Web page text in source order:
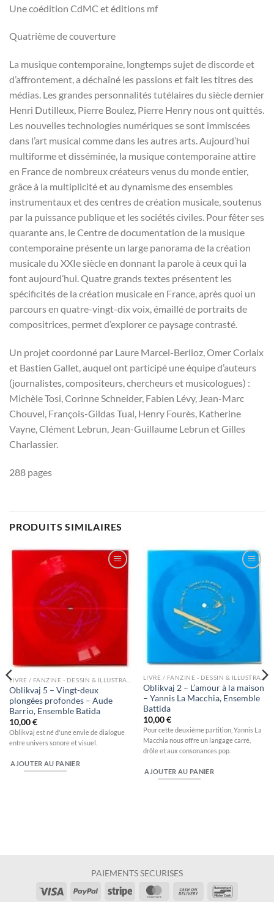
Une coédition CdMC et éditions mf
Quatrième de couverture
La musique contemporaine, longtemps sujet de discorde et
d’affrontement, a déchaîné les passions et fait les titres des
médias. Les grandes personnalités tutélaires du siècle dernier
Henri Dutilleux, Pierre Boulez, Pierre Henry nous ont quittés.
Les nouvelles technologies numériques se sont immiscées
dans l’art musical comme dans les autres arts. Aujourd’hui
multiforme et disséminée, la musique contemporaine attire
en France de nombreux créateurs venus du monde entier,
grâce à la multiplicité et au dynamisme des ensembles
instrumentaux et des centres de création musicale, soutenus
par la puissance publique et les sociétés civiles. Pour fêter ses
quarante ans, le Centre de documentation de la musique
contemporaine présente un large panorama de la création
musicale du XXIe siècle en donnant la parole à ceux qui la
font aujourd’hui. Quatre grands textes présentent les
spécificités de la création musicale en France, après quoi un
parcours en quatre-vingt-dix voix, émaillé de portraits de
compositrices, permet d’explorer ce paysage contrasté.
Un projet coordonné par Laure Marcel-Berlioz, Omer Corlaix
et Bastien Gallet, auquel ont participé une équipe d’auteurs
(journalistes, compositeurs, chercheurs et musicologues) :
Michèle Tosi, Corinne Schneider, Fabien Lévy, Jean-Marc
Chouvel, François-Gildas Tual, Henry Fourès, Katherine
Vayne, Clément Lebrun, Jean-Guillaume Lebrun et Gilles
Charlassier.
288 pages
PRODUITS SIMILAIRES
Oblikvaj 5 – Vingt-deux
plongées profondes – Aude
Barrio, Ensemble Batida
10,00€
Oblikvaj est né d'une envie de dialogue
entre univers sonore et visuel.
AJOUTER AU PANIER
Ajouter
LIVRE / FANZINE - DESSIN & ILLUSTRATION
Oblikvaj 2 – L’amour à la maison
– Yannis La Macchia, Ensemble
Battida
10,00€
Pour cette deuxième partition, Yannis La
Macchia nous offre un langage carré,
drôle et aux consonances pop.
AJOUTER AU PANIER
PAIEMENTS SECURISES
Visa
PayPal Stripe MasterCardCash